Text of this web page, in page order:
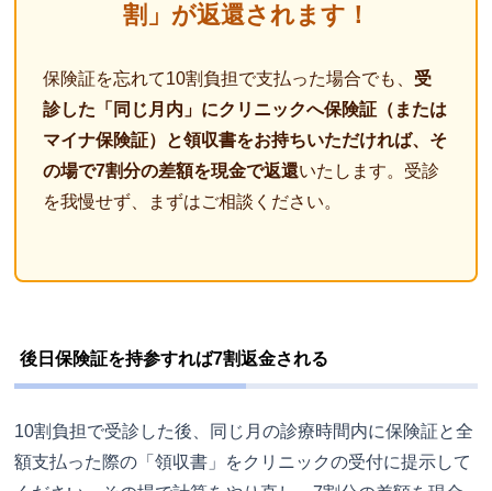
割」が返還されます！
保険証を忘れて10割負担で支払った場合でも、 受
診した「同じ月内」にクリニックへ保険証（または
マイナ保険証）と領収書をお持ちいただければ、そ
の場で7割分の差額を現金で返還いたします。受診
を我慢せず、まずはご相談ください。
後日保険証を持参すれば7割返金される
10割負担で受診した後、同じ月の診療時間内に保険証と全
額支払った際の「領収書」をクリニックの受付に提示して